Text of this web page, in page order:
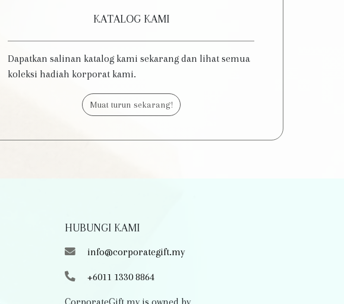
KATALOG KAMI
Dapatkan salinan katalog kami sekarang dan lihat semua
koleksi hadiah korporat kami.
Muat turun sekarang!
HUBUNGI KAMI
info@corporategift.my
+6011 1330 8864